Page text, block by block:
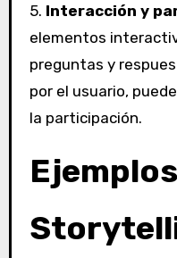
5. Interacción y
elementos
preguntas y
por el usuario,
la participación.